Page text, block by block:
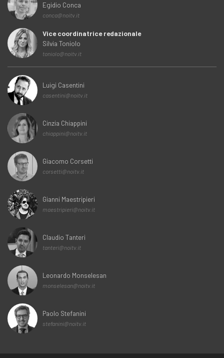
Egidio Conca
conca@noitv.it
Vice coordinatrice redazionale
Silvia Toniolo
toniolo@noitv.it
Luigi Casentini
casentini@noitv.it
Cinzia Chiappini
chiappini@noitv.it
Giacomo Corsetti
corsetti@noitv.it
Gianni Maestripieri
maestripieri@noitv.it
Claudio Tanteri
tanteri@noitv.it
Leonardo Monselesan
monselesan@noitv.it
Paolo Stefanini
stefanini@noitv.it